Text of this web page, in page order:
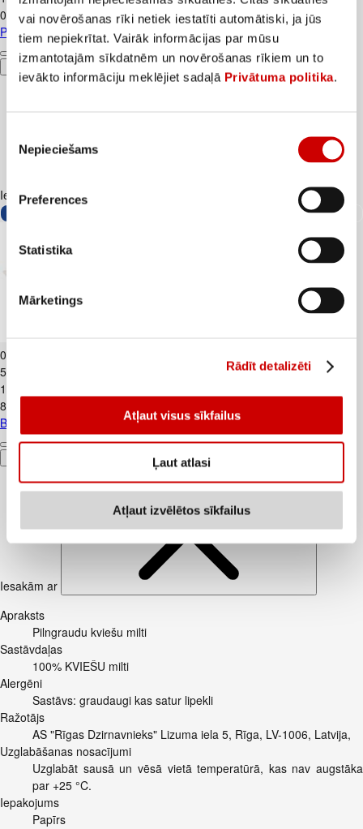
vai novērošanas rīki netiek iestatīti automātiski, ja jūs
tiem nepiekrītat. Vairāk informācijas par mūsu
izmantotajām sīkdatnēm un novērošanas rīkiem un to
ievākto informāciju meklējiet sadaļā Privātuma politika.
izvēle
Nepieciešams
Preferences
Statistika
Mārketings
Rādīt detalizēti
Atļaut visus sīkfailus
Ļaut atlasi
Atļaut izvēlētos sīkfailus
0,91€/l
Piens TERE 2,5% 1,5L
Iesakām ar
0
5,5€/kg
1
8,83€/kg
Biezpiens 9% VALMIERA 180g
Iesakām ar
Apraksts
Pilngraudu kviešu milti
Sastāvdaļas
100% KVIEŠU milti
Alergēni
Sastāvs: graudaugi kas satur lipekli
Ražotājs
AS "Rīgas Dzirnavnieks" Lizuma iela 5, Rīga, LV-1006, Latvija,
Uzglabāšanas nosacījumi
Uzglabāt sausā un vēsā vietā temperatūrā, kas nav augstāka
par +25 °C.
Iepakojums
Papīrs